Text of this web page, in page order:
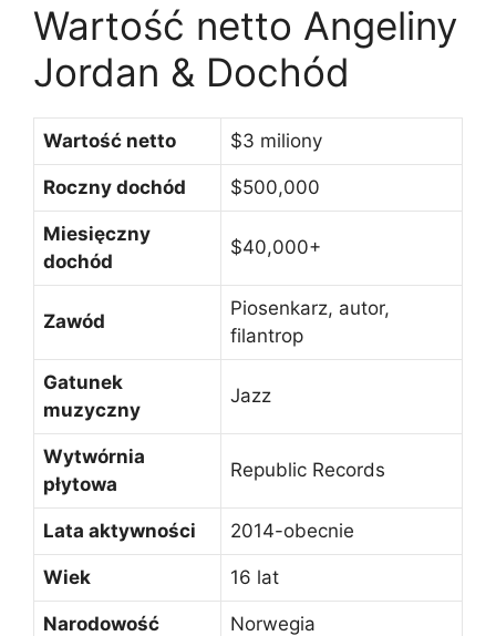
Wartość netto Angeliny
Jordan & Dochód
Wartość netto $3 miliony
Roczny dochód $500,000
Miesięczny
dochód
$40,000+
Zawód
Piosenkarz, autor,
filantrop
Gatunek
muzyczny
Jazz
Wytwórnia
płytowa
Republic Records
Lata aktywności 2014-obecnie
Wiek 16 lat
Narodowość Norwegia